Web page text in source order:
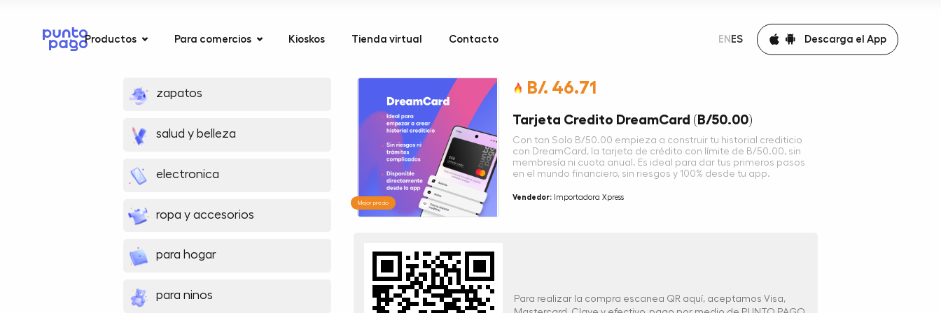
Productos Para comercios Kioskos Tienda virtual Contacto EN ES Descarga el App
zapatos
salud y belleza
electronica
ropa y accesorios
para hogar
para ninos
Mejor precio
B/. 46.71
Tarjeta Credito DreamCard (B/50.00)
Con tan Solo B/50.00 empieza a construir tu historial crediticio
con DreamCard, la tarjeta de crédito con límite de B/50.00, sin
membresía ni cuota anual. Es ideal para dar tus primeros pasos
en el mundo financiero, sin riesgos y 100% desde tu app.
Vendedor:Importadora Xpress
Para realizar la compra escanea QR aquí, aceptamos Visa,